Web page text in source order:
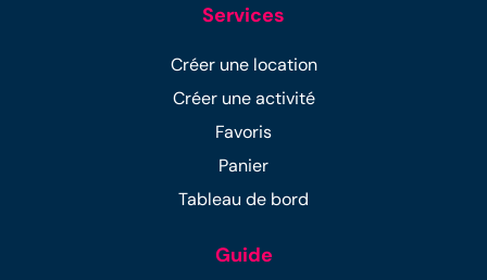
Services
Créer une location
Créer une activité
Favoris
Panier
Tableau de bord
Guide